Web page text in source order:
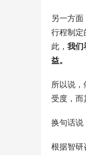
另一方
行程制定
此， 我们
益。
所以说
受度，
换句话说
根据智